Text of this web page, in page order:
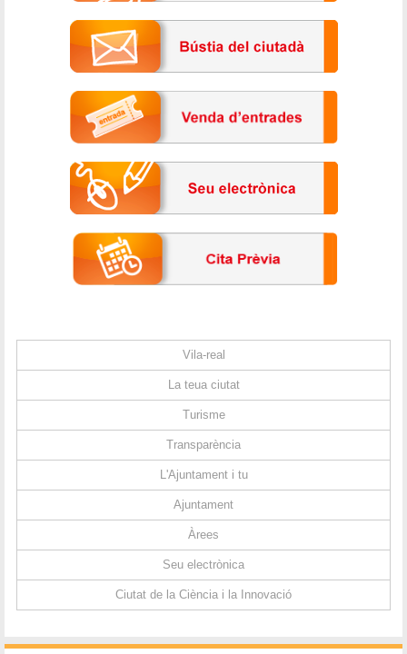
Vila-real
La teua ciutat
Turisme
Transparència
L'Ajuntament i tu
Ajuntament
Àrees
Seu electrònica
Ciutat de la Ciència i la Innovació